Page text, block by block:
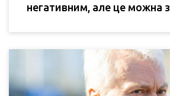
негативним, але це можна